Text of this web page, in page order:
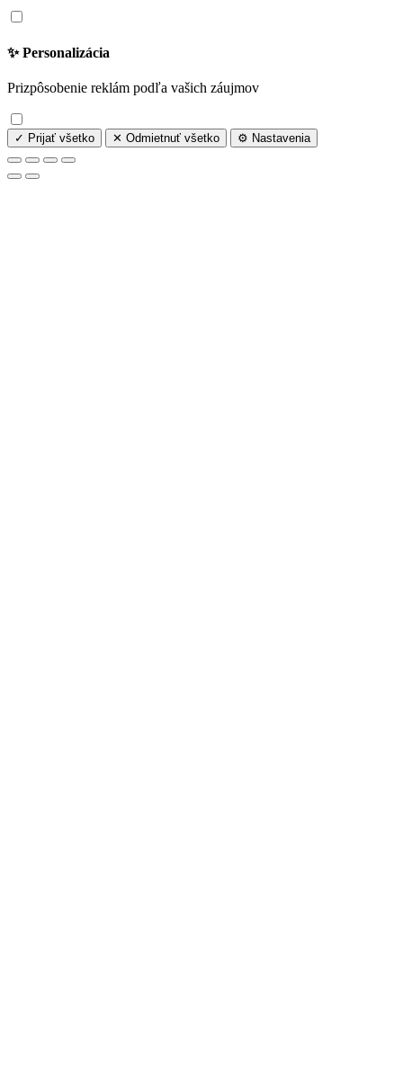
✨ Personalizácia
Prizpôsobenie reklám podľa vašich záujmov
✓ Prijať všetko ✕ Odmietnuť všetko ⚙️ Nastavenia